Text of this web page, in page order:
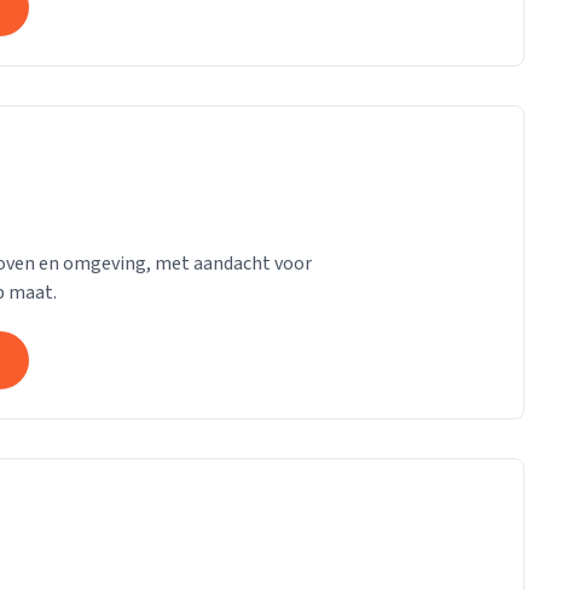
en omgeving, met aandacht voor
maat.